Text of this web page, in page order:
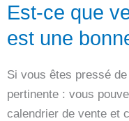
Est-ce que
est une
Si vous êtes pressé
pertinente : vous
calendrier de vente et